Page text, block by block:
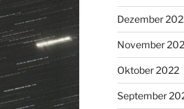
Dezember
November
Oktober 2022
September